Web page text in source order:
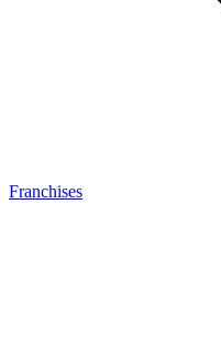
Franchises